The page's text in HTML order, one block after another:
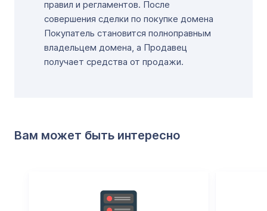
правил и регламентов. После
совершения сделки по покупке домена
Покупатель становится полноправным
владельцем домена, а Продавец
получает средства от продажи.
Вам может быть интересно